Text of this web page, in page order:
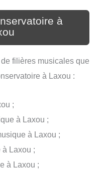
à
filières musicales que
à Laxou :
;
à Laxou ;
à Laxou ;
Laxou ;
à Laxou ;